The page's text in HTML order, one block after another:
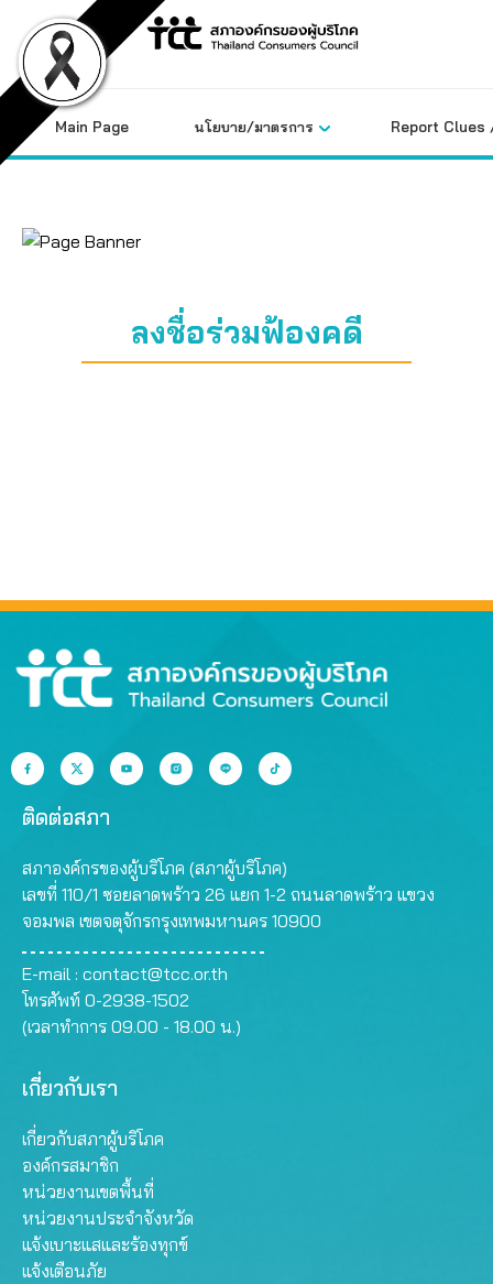
content
Main Page นโยบาย/มาตรการ Report Clues
ลงชื่อร่วมฟ้องคดี
ติดต่อสภา
สภาองค์กรของผู้บริโภค (สภาผู้บริโภค)
เลขที่ 110/1 ซอยลาดพร้าว 26 แยก 1-2 ถนนลาดพร้าว แขวง
จอมพล เขตจตุจักรกรุงเทพมหานคร 10900
E-mail : contact@tcc.or.th
โทรศัพท์ 0-2938-1502
(เวลาทำการ 09.00 - 18.00 น.)
เกี่ยวกับเรา
เกี่ยวกับสภาผู้บริโภค
องค์กรสมาชิก
หน่วยงานเขตพื้นที่
หน่วยงานประจำจังหวัด
แจ้งเบาะแสและร้องทุกข์
แจ้งเตือนภัย